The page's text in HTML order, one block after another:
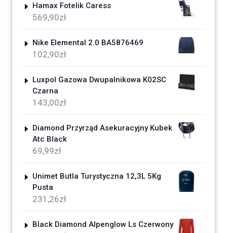
Hamax Fotelik Caress
569,90zł
Nike Elemental 2.0 BA5876469
102,90zł
Luxpol Gazowa Dwupalnikowa K02SC
Czarna
143,00zł
Diamond Przyrząd Asekuracyjny Kubek
Atc Black
69,99zł
Unimet Butla Turystyczna 12,3L 5Kg
Pusta
231,26zł
Black Diamond Alpenglow Ls Czerwony